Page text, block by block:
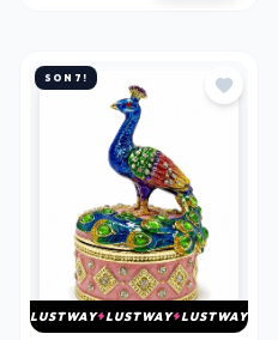
SON 7!
LUSTWAY LUSTWAY LUSTWAY